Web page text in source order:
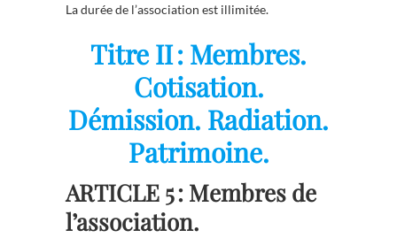
La durée de l’association est illimitée.
Titre II : Membres.
Cotisation.
Démission. Radiation.
Patrimoine.
ARTICLE 5 : Membres de
l’association.